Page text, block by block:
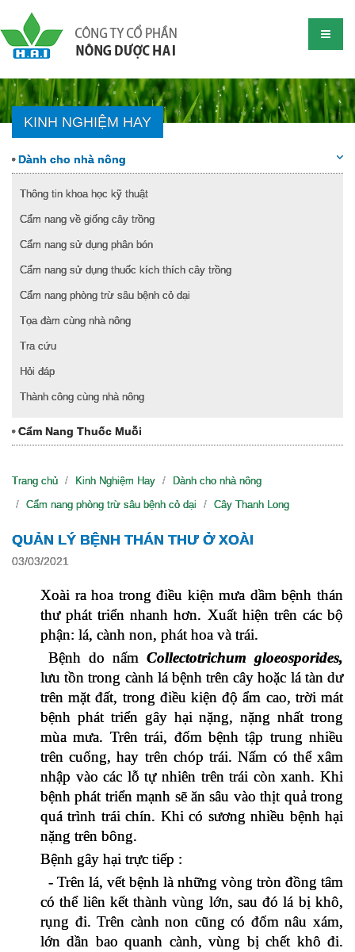
KINH NGHIỆM HAY
Dành cho nhà nông
Thông tin khoa học kỹ thuật
Cẩm nang về giống cây trồng
Cẩm nang sử dụng phân bón
Cẩm nang sử dụng thuốc kích thích cây trồng
Cẩm nang phòng trừ sâu bệnh cỏ dại
Tọa đàm cùng nhà nông
Tra cứu
Hỏi đáp
Thành công cùng nhà nông
Cẩm Nang Thuốc Muỗi
Trang chủ Kinh Nghiệm Hay
Dành cho nhà nông
Cẩm nang phòng trừ sâu bệnh cỏ dại
Cây Thanh Long
QUẢN LÝ BỆNH THÁN THƯ Ở XOÀI
03/03/2021
Xoài ra hoa trong điều kiện mưa dầm bệnh thán
thư phát triển nhanh hơn. Xuất hiện trên các bộ
phận: lá, cành non, phát hoa và trái.
Bệnh do nấm
lưu tồn trong cành lá bệnh trên cây hoặc lá tàn dư
trên mặt đất, trong điều kiện độ ẩm cao, trời mát
bệnh phát triển gây hại nặng, nặng nhất trong
mùa mưa. Trên trái, đốm bệnh tập trung nhiều
trên cuống, hay trên chóp trái. Nấm có thể xâm
nhập vào các lỗ tự nhiên trên trái còn xanh. Khi
bệnh phát triển mạnh sẽ ăn sâu vào thịt quả trong
quá trình trái chín. Khi có sương nhiều bệnh hại
nặng trên bông.
Bệnh gây hại trực tiếp :
- Trên lá, vết bệnh là những vòng tròn đồng tâm
có thể liên kết thành vùng lớn, sau đó lá bị khô,
rụng đi. Trên cành non cũng có đốm nâu xám,
lớn dần bao quanh cành, vùng bị chết khô đi.